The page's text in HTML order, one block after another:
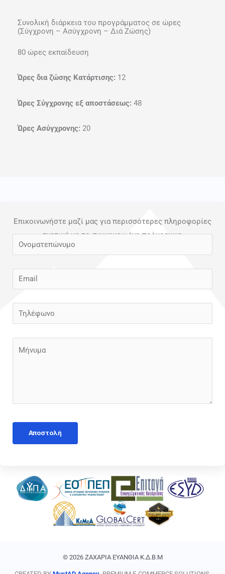
Συνολική διάρκεια του προγράμματος σε ώρες
(Σύγχρονη – Ασύγχρονη – Διά Ζώσης)
80 ώρες εκπαίδευση
Ώρες δια ζώσης Κατάρτισης: 12
Ώρες Σύγχρονης εξ αποστάσεως: 48
Ώρες Ασύγχρονης: 20
Επικοινωνήστε μαζί μας για περισσότερες πληροφορίες
σχετικά με το συγκεκριμένο πρόγραμμα.
© 2026 ΖΑΧΑΡΙΑ ΕΥΑΝΘΙΑ Κ.Δ.Β.Μ